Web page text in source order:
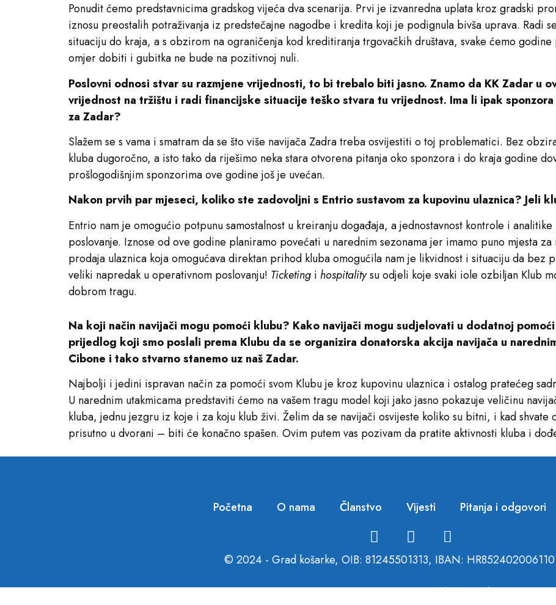
Ponudit ćemo predstavnicima gradskog vijeća dva scenarija. Prvi je izvanredna uplata kroz gradski
iznosu preostalih potraživanja iz predstečajne nagodbe i kredita koji je podignula bivša uprava. Radi
situaciju do kraja, a s obzirom na ograničenja kod kreditiranja trgovačkih društava, svake ćemo
omjer dobiti i gubitka ne bude na pozitivnoj nuli.
Poslovni odnosi stvar su razmjene vrijednosti, to bi trebalo biti jasno. Znamo da KK Zadar u
vrijednost na tržištu i radi financijske situacije teško stvara tu vrijednost. Ima li ipak
za Zadar?
Slažem se s vama i smatram da se što više navijača Zadra treba osvijestiti o toj problematici. Bez
kluba dugoročno, a isto tako da riješimo neka stara otvorena pitanja oko sponzora i do kraja godine
prošlogodišnjim sponzorima ove godine još je uvećan.
Nakon prvih par mjeseci, koliko ste zadovoljni s Entrio sustavom za kupovinu ulaznica? Jeli
Entrio nam je omogućio potpunu samostalnost u kreiranju događaja, a jednostavnost kontrole i
poslovanje. Iznose od ove godine planiramo povećati u narednim sezonama jer imamo puno mjesta
prodaja ulaznica koja omogućava direktan prihod kluba omogućila nam je likvidnost i situaciju da bez
veliki napredak u operativnom poslovanju! Ticketing i hospitalitysu odjeli koje svaki iole ozbiljan Klub
dobrom tragu.
Na koji način navijači mogu pomoći klubu? Kako navijači mogu sudjelovati u dodatnoj
prijedlog koji smo poslali prema Klubu da se organizira donatorska akcija navijača u
Cibone i tako stvarno stanemo uz naš Zadar.
Najbolji i jedini ispravan način za pomoći svom Klubu je kroz kupovinu ulaznica i ostalog pratećeg
U narednim utakmicama predstaviti ćemo na vašem tragu model koji jako jasno pokazuje veličinu
kluba, jednu jezgru iz koje i za koju klub živi. Želim da se navijači osvijeste koliko su bitni, i kad shvate
prisutno u dvorani – biti će konačno spašen. Ovim putem vas pozivam da pratite aktivnosti kluba i
Početna O nama Članstvo Vijesti Pitanja i odgovori
© 2024 - Grad košarke, OIB: 81245501313, IBAN:
Izjava o privatnosti Opći uvjeti donacije/poslovanja